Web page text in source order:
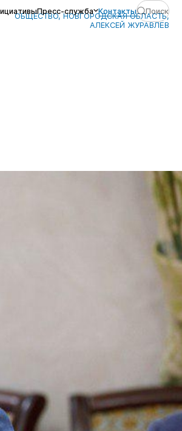
Пресс-служба Контакты Поиск
ОБЩЕСТВО, НОВГОРОДСКАЯ ОБЛАСТЬ,
АЛЕКСЕЙ ЖУРАВЛЁВ